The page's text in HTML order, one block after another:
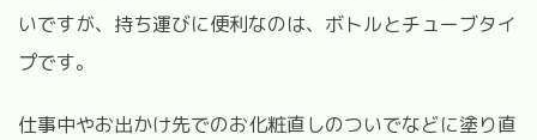
いですが、持ち運びに便利なのは、ボトルとチューブタイ
プです。
仕事中やお出かけ先でのお化粧直しのついでなどに塗り直